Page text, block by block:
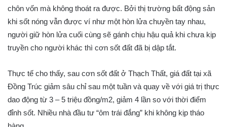
chôn vốn mà không thoát ra được. Bởi thị trường bất động sản
khi sốt nóng vẫn được ví như một hòn lửa chuyền tay nhau,
người giữ hòn lửa cuối cùng sẽ gánh chịu hậu quả khi chưa kịp
truyền cho người khác thì cơn sốt đất đã bị dập tắt.
Thực tế cho thấy, sau cơn sốt đất ở Thạch Thất, giá đất tại xã
Đồng Trúc giảm sâu chỉ sau một tuần và quay về với giá trị thực
dao động từ 3 – 5 triệu đồng/m2, giảm 4 lần so với thời điểm
đỉnh sốt. Nhiều nhà đầu tư “ôm trái đắng” khi không kịp tháo